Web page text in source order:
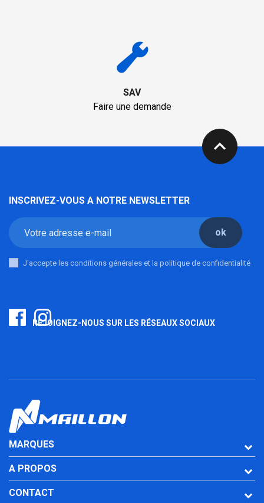
SAV
Faire une demande
expand_less
INSCRIVEZ-VOUS A NOTRE NEWSLETTER
ok
J'accepte les conditions générales et la politique de confidentialité
REJOIGNEZ-NOUS SUR LES RÉSEAUX SOCIAUX
MARQUES
A PROPOS
CONTACT